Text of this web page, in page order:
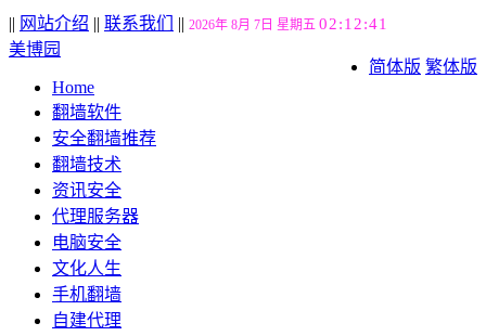
|| 网站介绍 || 联系我们 || 2026年 8月 7日 星期五 02:12:42
简体版 繁体版
美博园
Home
翻墙软件
安全翻墙推荐
翻墙技术
资讯安全
代理服务器
电脑安全
文化人生
手机翻墙
自建代理